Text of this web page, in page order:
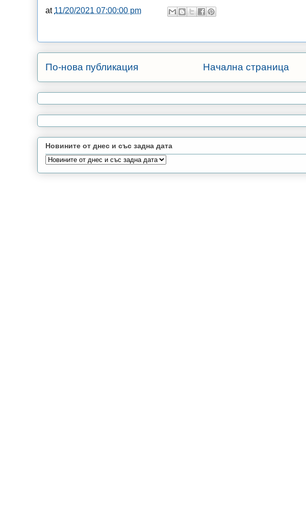
at 11/20/2021 07:00:00 pm
По-нова публикация Начална страница
Новините от днес и със задна дата